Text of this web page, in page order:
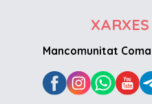
Mancomunitat